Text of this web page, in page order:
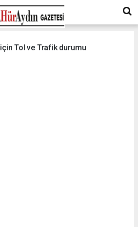
için Tol ve Trafik durumu